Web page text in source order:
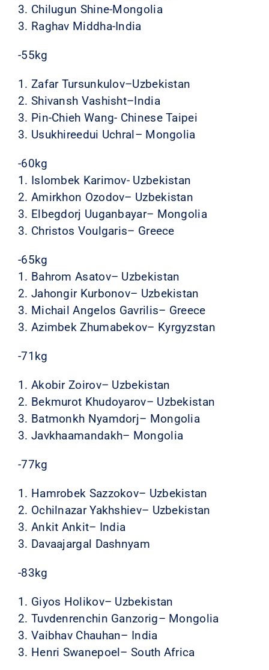
3. Chilugun Shine-Mongolia
3. Raghav Middha-India
-55kg
1. Zafar Tursunkulov–Uzbekistan
2. Shivansh Vashisht–India
3. Pin-Chieh Wang- Chinese Taipei
3. Usukhireedui Uchral– Mongolia
-60kg
1. Islombek Karimov- Uzbekistan
2. Amirkhon Ozodov– Uzbekistan
3. Elbegdorj Uuganbayar– Mongolia
3. Christos Voulgaris– Greece
-65kg
1. Bahrom Asatov– Uzbekistan
2. Jahongir Kurbonov– Uzbekistan
3. Michail Angelos Gavrilis– Greece
3. Azimbek Zhumabekov– Kyrgyzstan
-71kg
1. Akobir Zoirov– Uzbekistan
2. Bekmurot Khudoyarov– Uzbekistan
3. Batmonkh Nyamdorj– Mongolia
3. Javkhaamandakh– Mongolia
-77kg
1. Hamrobek Sazzokov– Uzbekistan
2. Ochilnazar Yakhshiev– Uzbekistan
3. Ankit Ankit– India
3. Davaajargal Dashnyam
-83kg
1. Giyos Holikov– Uzbekistan
2. Tuvdenrenchin Ganzorig– Mongolia
3. Vaibhav Chauhan– India
3. Henri Swanepoel– South Africa